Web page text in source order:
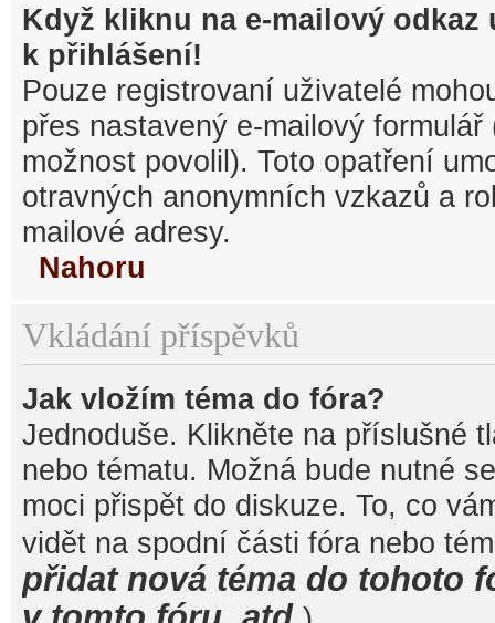
Když kliknu na e-mailový odkaz
k přihlášení!
Pouze registrovaní uživatelé
přes nastavený e-mailový
možnost povolil). Toto opatření
otravných anonymních vzkazů a
mailové adresy.
Nahoru
Vkládání příspěvků
Jak vložím téma do fóra?
Jednoduše. Klikněte na příslušné
nebo tématu. Možná bude nutné
moci přispět do diskuze. To, co
vidět na spodní části fóra nebo
přidat nová téma do tohoto